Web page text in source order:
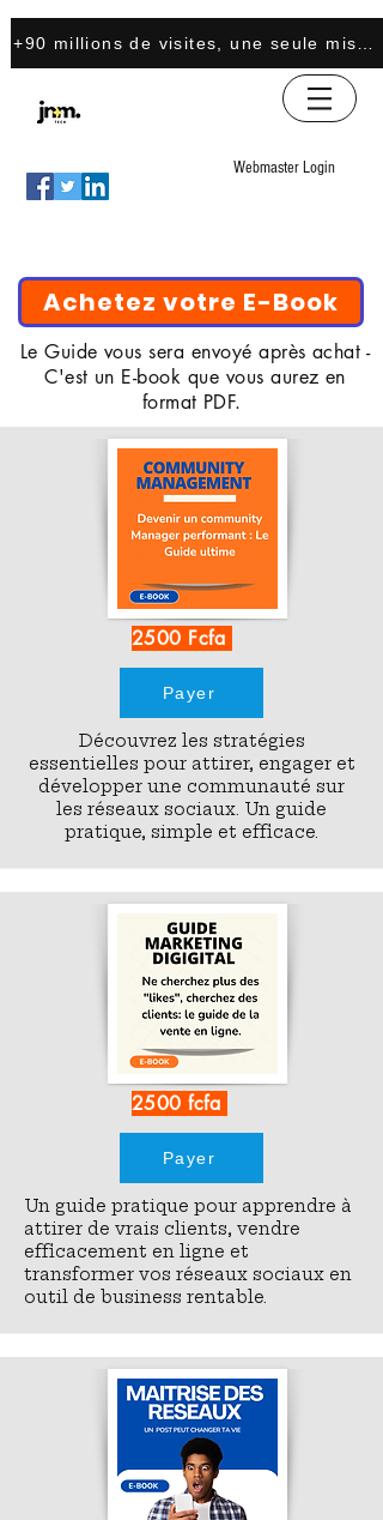
+90 millions de visites, une seule
Webmaster Login
Achetez votre E-Book
Le Guide vous sera envoyé après achat -
C'est un E-book que vous aurez en
format PDF.
2500 Fcfa
Payer
Découvrez les stratégies
essentielles pour attirer, engager et
développer une communauté sur
les réseaux sociaux. Un guide
pratique, simple et efficace.
2500 fcfa
Payer
Un guide pratique pour apprendre à
attirer de vrais clients, vendre
efficacement en ligne et
transformer vos réseaux sociaux en
outil de business rentable.